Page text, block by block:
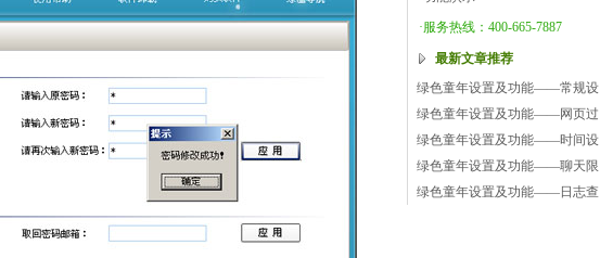
·服务热线：400-665-7887
最新文章推荐
绿色童年设置及功能——常规设
绿色童年设置及功能——网页过
绿色童年设置及功能——时间设
绿色童年设置及功能——聊天限
绿色童年设置及功能——日志查